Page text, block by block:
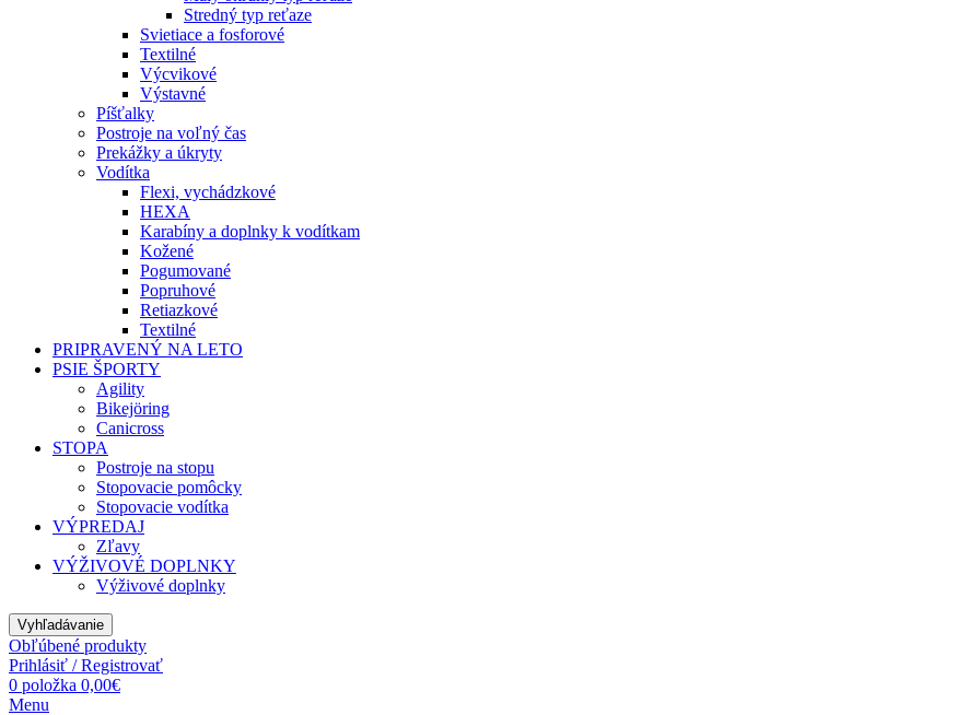
Stredný typ reťaze
Svietiace a fosforové
Textilné
Výcvikové
Výstavné
Píšťalky
Postroje na voľný čas
Prekážky a úkryty
Vodítka
Flexi, vychádzkové
HEXA
Karabíny a doplnky k vodítkam
Kožené
Pogumované
Popruhové
Retiazkové
Textilné
PRIPRAVENÝ NA LETO
PSIE ŠPORTY
Agility
Bikejöring
Canicross
STOPA
Postroje na stopu
Stopovacie pomôcky
Stopovacie vodítka
VÝPREDAJ
Zľavy
VÝŽIVOVÉ DOPLNKY
Výživové doplnky
Vyhľadávanie
Obľúbené produkty
Prihlásiť / Registrovať
0 položka 0,00€
Menu